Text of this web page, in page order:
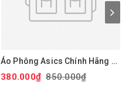
Áo Phông Asics Chính Hãng -
Dry Printed Volleyball Jerseys
- Màu Đen | JapanSport
380.000₫ 850.000₫